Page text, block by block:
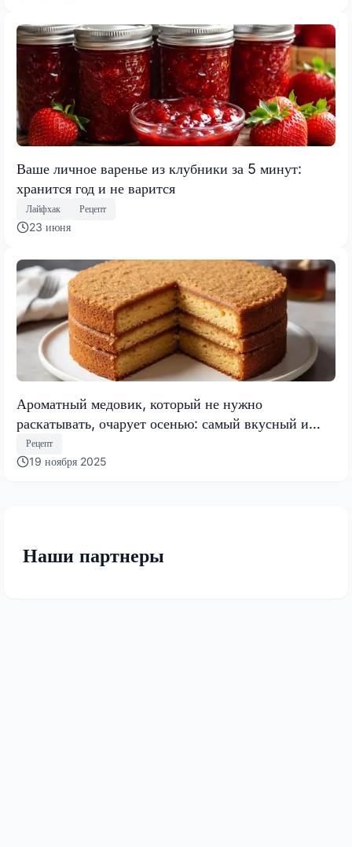
Ваше личное варенье из клубники за 5 минут:
хранится год и не варится
Лайфхак Рецепт
23 июня
Ароматный медовик, который не нужно
раскатывать, очарует осенью: самый вкусный и
быстрый торт 2025 года
Рецепт
19 ноября 2025
Наши партнеры